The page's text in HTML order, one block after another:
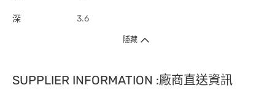
深 3.6
隱藏
SUPPLIER INFORMATION :廠商直送資訊